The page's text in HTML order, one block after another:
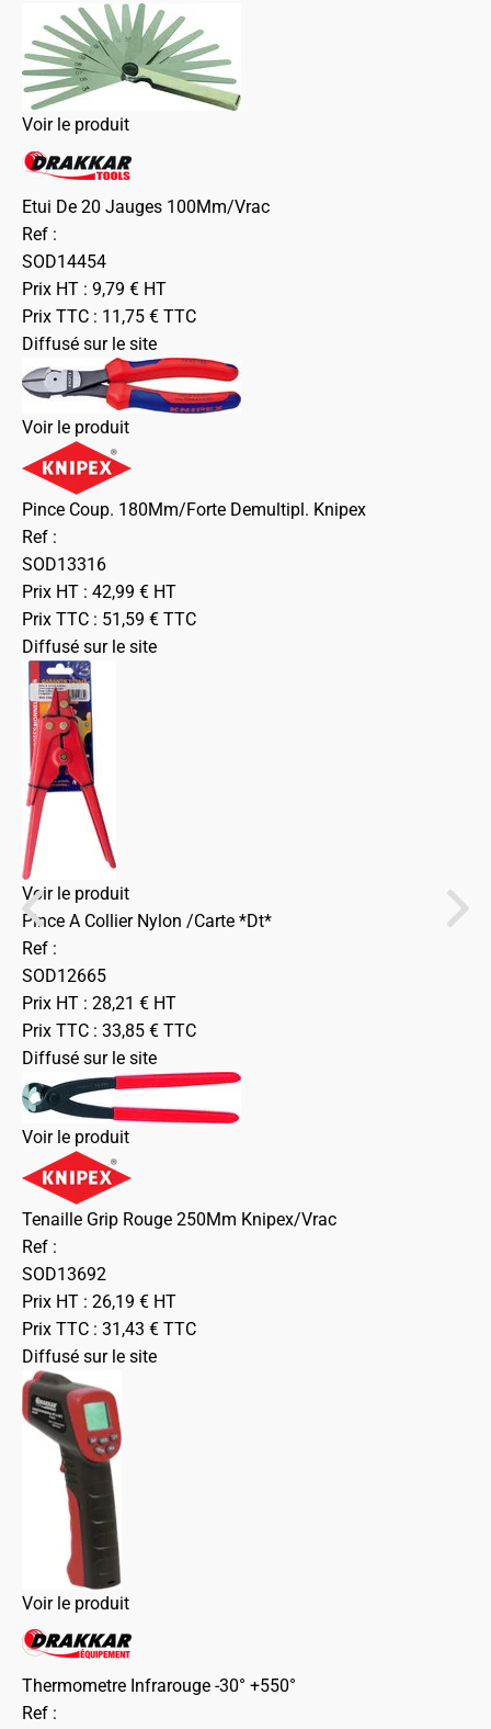
Voir le produit
Etui De 20 Jauges 100Mm/Vrac
Ref :
SOD14454
Prix HT : 9,79 € HT
Prix TTC : 11,75 € TTC
Diffusé sur le site
Voir le produit
Pince Coup. 180Mm/Forte Demultipl. Knipex
Ref :
SOD13316
Prix HT : 42,99 € HT
Prix TTC : 51,59 € TTC
Diffusé sur le site
Voir le produit
Pince A Collier Nylon /Carte *Dt*
Ref :
SOD12665
Prix HT : 28,21 € HT
Prix TTC : 33,85 € TTC
Diffusé sur le site
Voir le produit
Tenaille Grip Rouge 250Mm Knipex/Vrac
Ref :
SOD13692
Prix HT : 26,19 € HT
Prix TTC : 31,43 € TTC
Diffusé sur le site
Voir le produit
Thermometre Infrarouge -30° +550°
Ref :